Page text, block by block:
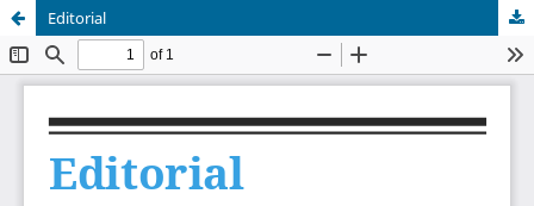
Editorial